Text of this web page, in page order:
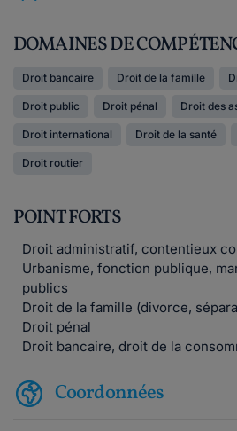
DOMAINES DE
Droit bancaire Droit de la famille
Droit public Droit pénal Droit des
Droit international Droit de la santé
Droit routier
POINT FORTS
Droit administratif, contentieux
Urbanisme, fonction publique,
publics
Droit de la famille (divorce,
Droit pénal
Droit bancaire, droit de la
Coordonnées